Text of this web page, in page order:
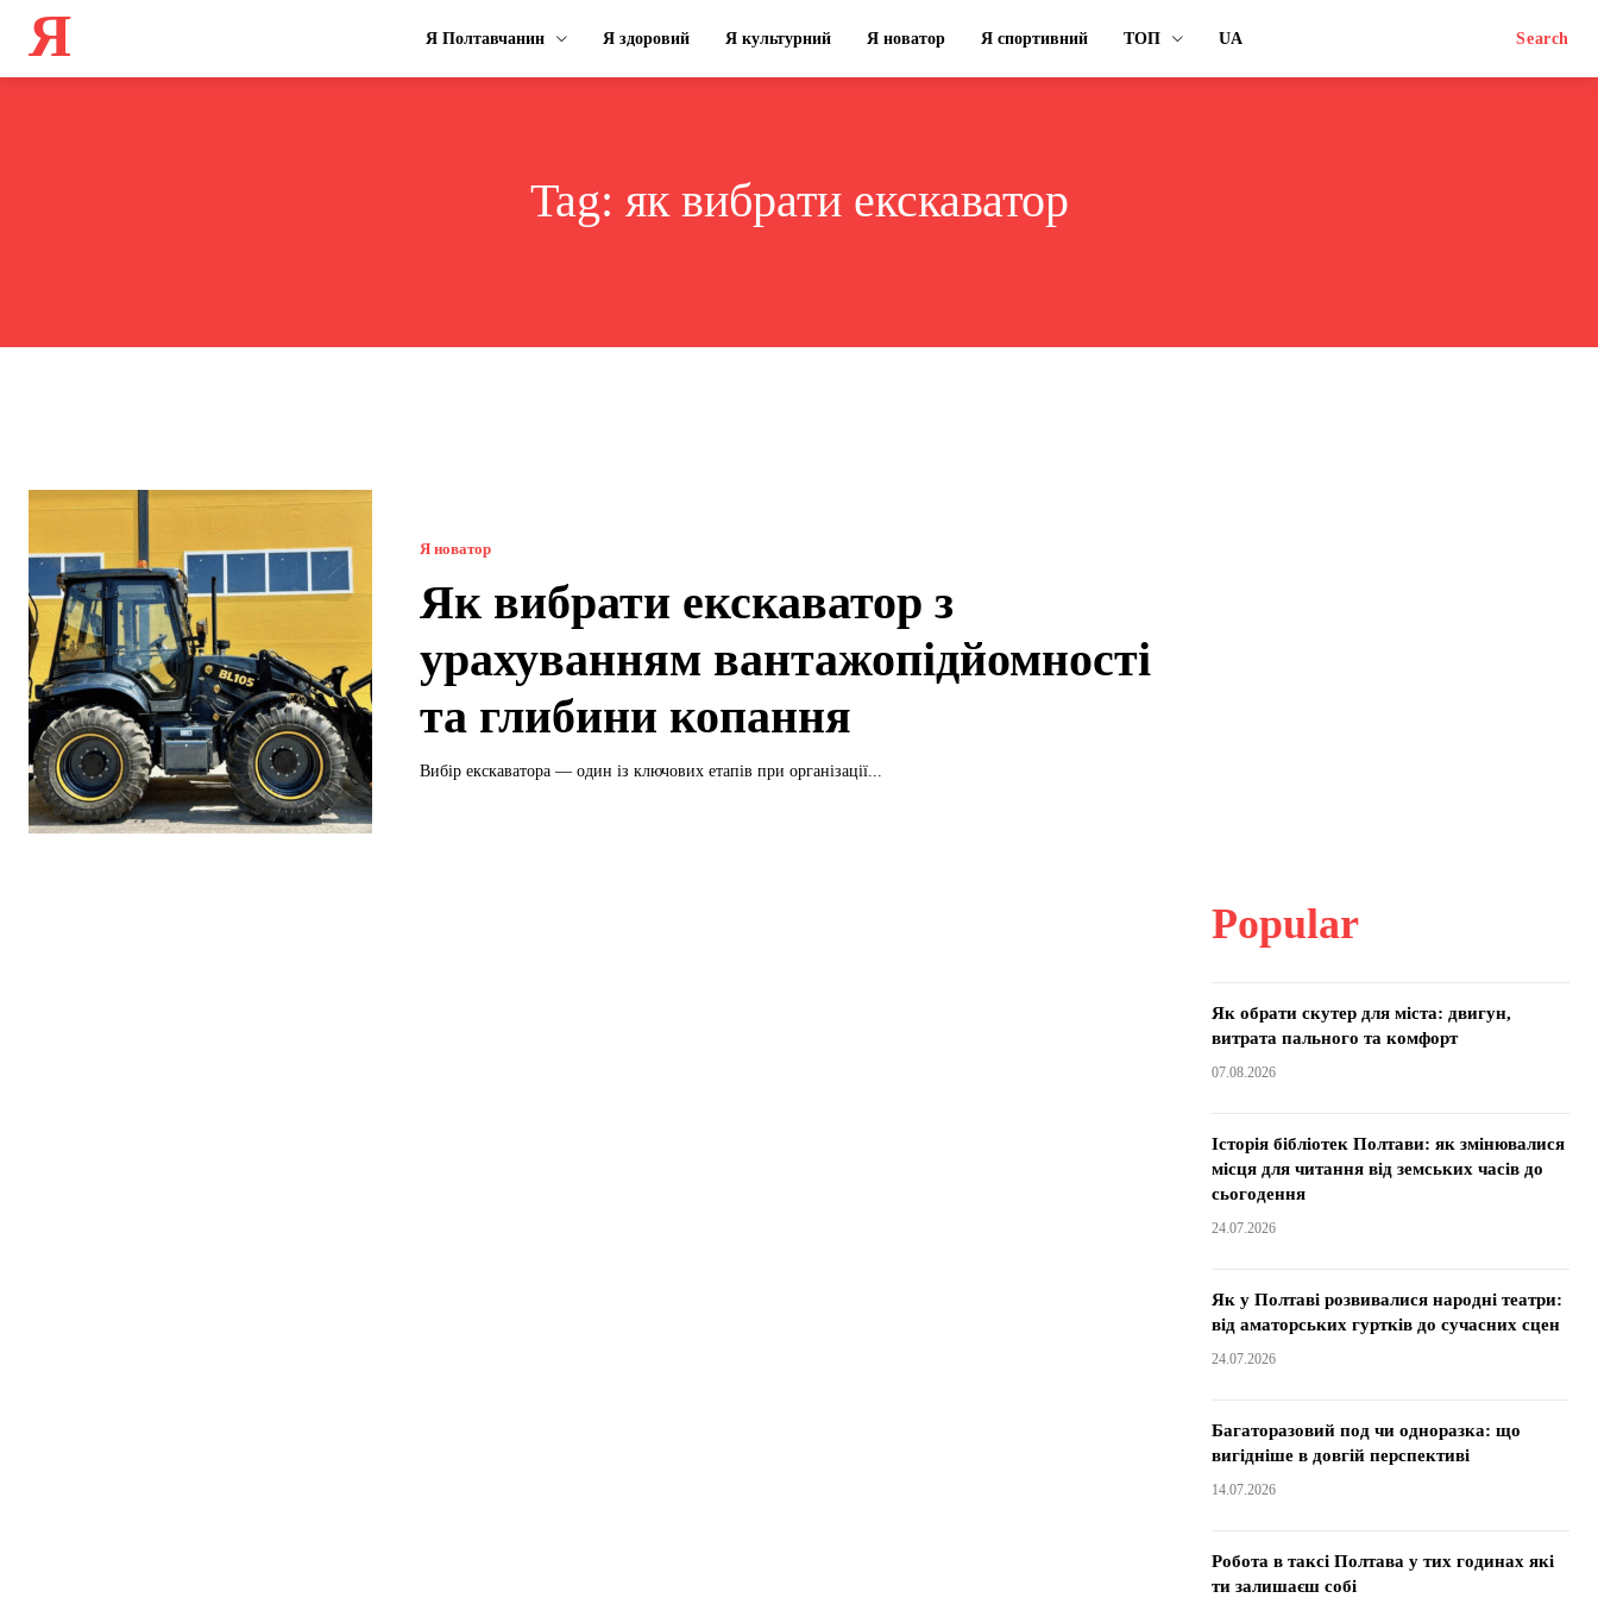
Я Я Полтавчанин Я здоровий Я культурний Я новатор Я спортивний ТОП UA Search
Tag: як вибрати екскаватор
Я новатор
Як вибрати екскаватор з
урахуванням вантажопідйомності
та глибини копання
Вибір екскаватора — один із ключових етапів при організації...
Popular
Як обрати скутер для міста: двигун,
витрата пального та комфорт
07.08.2026
Історія бібліотек Полтави: як змінювалися
місця для читання від земських часів до
сьогодення
24.07.2026
Як у Полтаві розвивалися народні театри:
від аматорських гуртків до сучасних сцен
24.07.2026
Багаторазовий под чи одноразка: що
вигідніше в довгій перспективі
14.07.2026
Робота в таксі Полтава у тих годинах які
ти залишаєш собі